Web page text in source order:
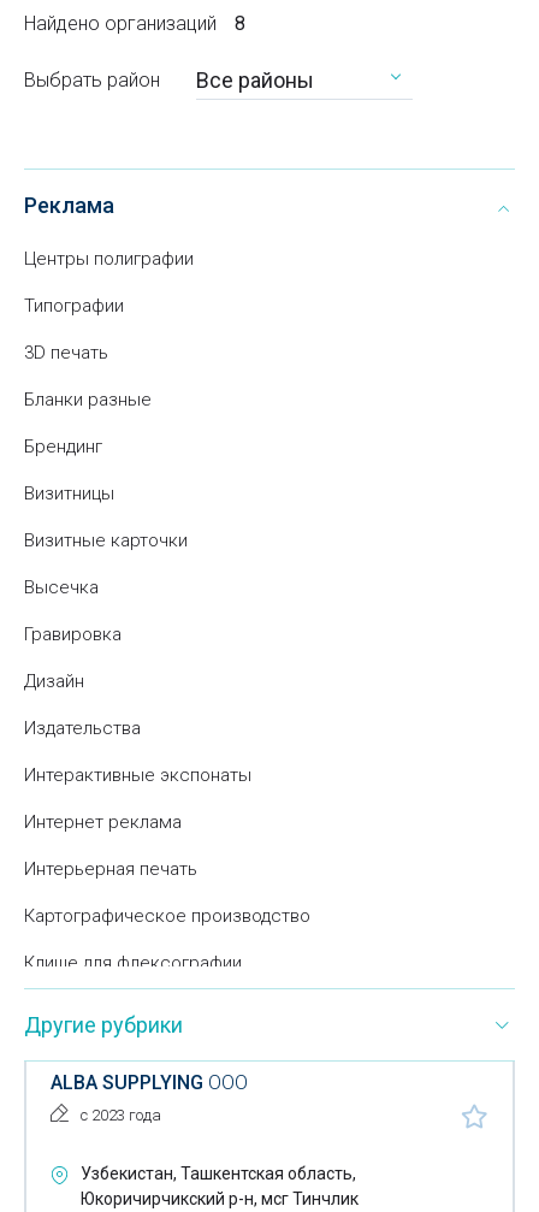
Найдено организаций 8
Выбрать район Все районы
Реклама
Центры полиграфии
Типографии
3D печать
Бланки разные
Брендинг
Визитницы
Визитные карточки
Высечка
Гравировка
Дизайн
Издательства
Интерактивные экспонаты
Интернет реклама
Интерьерная печать
Картографическое производство
Клише для флексографии
Корпоративные подарки
Модельные агентства
Нанесение рисунка на различные поверхности
Пластиковые карты
Другие рубрики
ALBA SUPPLYING ООО
с 2023 года
Узбекистан, Ташкентская область,
Юкоричирчикский р-н, мсг Тинчлик